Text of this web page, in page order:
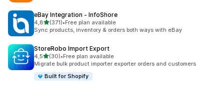
eBay Integration ‑ InfoShore
4,8na 5 gwiazdek
(371)
Łączna liczba recenzji: 371
•Free plan available
Sync products, inventory & orders both ways with eBay
StoreRobo Import Export
4,5na 5 gwiazdek
(30)
Łączna liczba recenzji: 30
•Free plan available
Migrate bulk product importer exporter orders and customers
Built for Shopify